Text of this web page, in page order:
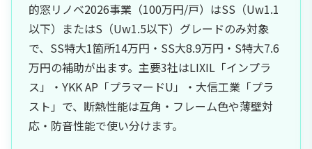
的窓リノベ2026事業（100万円/戸）はSS（Uw1.1
以下）またはS（Uw1.5以下）グレードのみ対象
で、SS特大1箇所14万円・SS大8.9万円・S特大7.6
万円の補助が出ます。主要3社はLIXIL「インプラ
ス」・YKK AP「プラマードU」・大信工業「プラ
スト」で、断熱性能は互角・フレーム色や薄壁対
応・防音性能で使い分けます。